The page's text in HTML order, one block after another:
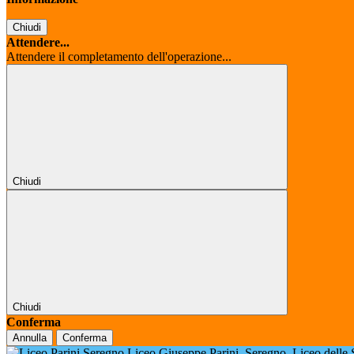
Chiudi
Attendere...
Attendere il completamento dell'operazione...
Chiudi
Chiudi
Conferma
Annulla Conferma